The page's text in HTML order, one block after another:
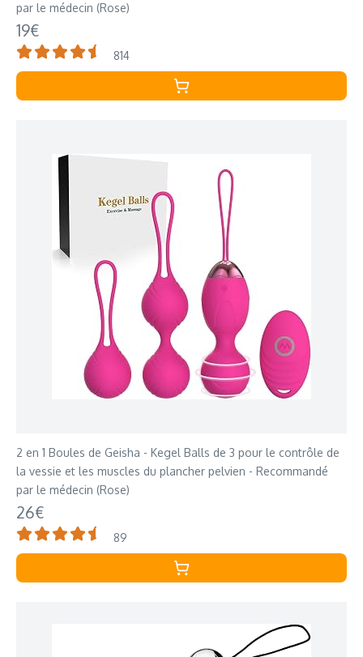
par le médecin (Rose)
19€
814
2 en 1 Boules de Geisha - Kegel Balls de 3 pour le contrôle de
la vessie et les muscles du plancher pelvien - Recommandé
par le médecin (Rose)
26€
89